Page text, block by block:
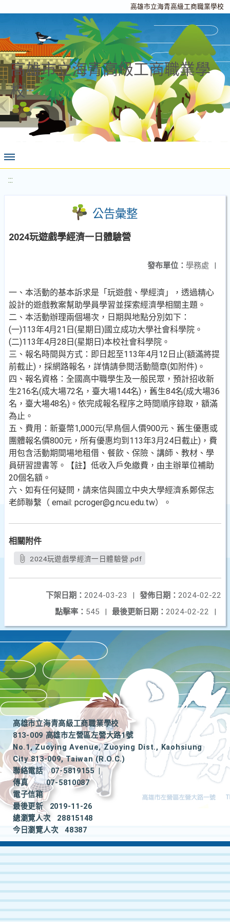
高雄市立海青高級工商職業學校
高雄市立海青高級工商職業學
校
:::
公告彙整
2024玩遊戲學經濟一日體驗營
發布單位： 學務處 |
一、本活動的基本訴求是「玩遊戲、學經濟」，透過精心
設計的遊戲教案幫助學員學習並探索經濟學相關主題。
二、本活動辦理兩個場次，日期與地點分別如下：
(一)113年4月21日(星期日)國立成功大學社會科學院。
(二)113年4月28日(星期日)本校社會科學院。
三、報名時間與方式：即日起至113年4月12日止(額滿將提
前截止)，採網路報名，詳情請參閱活動簡章(如附件)。
四、報名資格：全國高中職學生及一般民眾，預計招收新
生216名(成大場72名，臺大場144名)，舊生84名(成大場36
名，臺大場48名)。依完成報名程序之時間順序錄取，額滿
為止。
五、費用：新臺幣1,000元(早鳥個人價900元、舊生優惠或
團體報名價800元，所有優惠均到113年3月24日截止)，費
用包含活動期間場地租借、餐飲、保險、講師、教材、學
員研習證書等。【註】低收入戶免繳費，由主辦單位補助
20個名額。
六、如有任何疑問，請來信與國立中央大學經濟系鄭保志
老師聯繫（ email: pcroger@g.ncu.edu.tw）。
相關附件
2024玩遊戲學經濟一日體驗營.pdf
發佈日期： 2024-02-22
下架日期： 2024-03-23
|
最後更新日期： 2024-02-22 |
點擊率： 545 |
高雄市立海青高級工商職業學校
813-009 高雄市左營區左營大路1號
No.1, Zuoying Avenue, Zuoying Dist., Kaohsiung
City 813-009, Taiwan (R.O.C.)
聯絡電話
07-5819155
|
傳真
07-5810087
電子信箱
最後更新
2019-11-26
總瀏覽人次
28815148
今日瀏覽人次
48387